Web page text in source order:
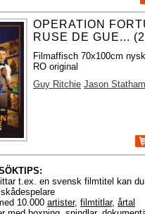
OPERATION
RUSE DE GUE...
Filmaffisch 70x100cm
RO original
Guy Ritchie Jason Statham
t.ex. en svensk filmtitel kan
10.000 artister, filmtitlar, årtal